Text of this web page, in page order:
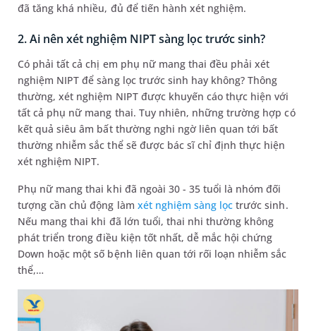
đã tăng khá nhiều, đủ để tiến hành xét nghiệm.
2. Ai nên xét nghiệm NIPT sàng lọc trước sinh?
Có phải tất cả chị em phụ nữ mang thai đều phải xét
nghiệm NIPT để sàng lọc trước sinh hay không? Thông
thường, xét nghiệm NIPT được khuyến cáo thực hiện với
tất cả phụ nữ mang thai. Tuy nhiên, những trường hợp có
kết quả siêu âm bất thường nghi ngờ liên quan tới bất
thường nhiễm sắc thể sẽ được bác sĩ chỉ định thực hiện
xét nghiệm NIPT.
Phụ nữ mang thai khi đã ngoài 30 - 35 tuổi là nhóm đối
tượng cần chủ động làm xét nghiệm sàng lọc trước sinh.
Nếu mang thai khi đã lớn tuổi, thai nhi thường không
phát triển trong điều kiện tốt nhất, dễ mắc hội chứng
Down hoặc một số bệnh liên quan tới rối loạn nhiễm sắc
thể,…